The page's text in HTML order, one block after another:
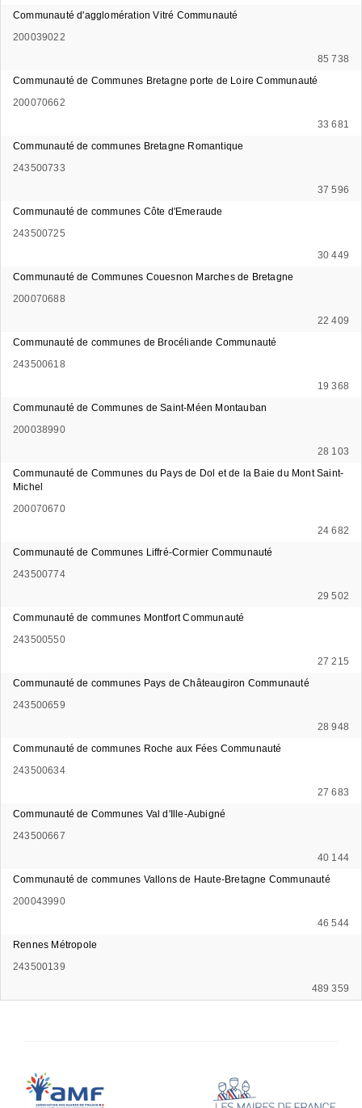
Communauté d'agglomération Vitré Communauté
200039022
85 738
Communauté de Communes Bretagne porte de Loire Communauté
200070662
33 681
Communauté de communes Bretagne Romantique
243500733
37 596
Communauté de communes Côte d'Emeraude
243500725
30 449
Communauté de Communes Couesnon Marches de Bretagne
200070688
22 409
Communauté de communes de Brocéliande Communauté
243500618
19 368
Communauté de Communes de Saint-Méen Montauban
200038990
28 103
Communauté de Communes du Pays de Dol et de la Baie du Mont Saint-
Michel
200070670
24 682
Communauté de Communes Liffré-Cormier Communauté
243500774
29 502
Communauté de communes Montfort Communauté
243500550
27 215
Communauté de communes Pays de Châteaugiron Communauté
243500659
28 948
Communauté de communes Roche aux Fées Communauté
243500634
27 683
Communauté de Communes Val d'Ille-Aubigné
243500667
40 144
Communauté de communes Vallons de Haute-Bretagne Communauté
200043990
46 544
Rennes Métropole
243500139
489 359